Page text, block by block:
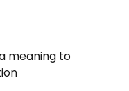
meaning to